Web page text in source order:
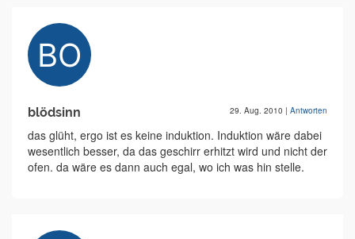
blödsinn 29. Aug. 2010 | Antworten
das glüht, ergo ist es keine induktion. Induktion wäre dabei
wesentlich besser, da das geschirr erhitzt wird und nicht der
ofen. da wäre es dann auch egal, wo ich was hin stelle.